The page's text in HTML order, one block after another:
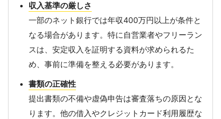
収入基準の厳しさ
一部のネット銀行では年収400万円以上が条件と
なる場合があります。特に自営業者やフリーラン
スは、安定収入を証明する資料が求められるた
め、事前に準備を整える必要があります。
書類の正確性
提出書類の不備や虚偽申告は審査落ちの原因とな
ります。他の借入やクレジットカード利用履歴な